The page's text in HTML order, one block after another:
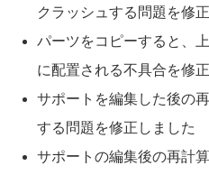
クラッシュする問題を修正
パーツをコピーすると、
に配置される不具合を修
サポートを編集した後の
する問題を修正しました
サポートの編集後の再計